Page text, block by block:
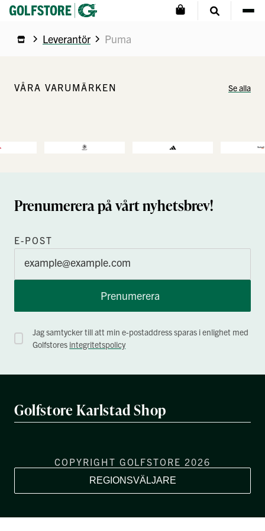
Leverantör Puma
VÅRA VARUMÄRKEN Se alla
Prenumerera på vårt nyhetsbrev!
E-POST
Prenumerera
Jag samtycker till att min e-postaddress sparas i enlighet med
Golfstores integritetspolicy
Golfstore Karlstad Shop
COPYRIGHT GOLFSTORE 2026
REGIONSVÄLJARE